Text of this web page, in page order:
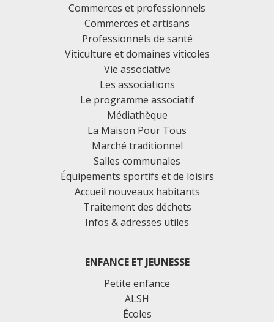
Commerces et professionnels
Commerces et artisans
Professionnels de santé
Viticulture et domaines viticoles
Vie associative
Les associations
Le programme associatif
Médiathèque
La Maison Pour Tous
Marché traditionnel
Salles communales
Équipements sportifs et de loisirs
Accueil nouveaux habitants
Traitement des déchets
Infos & adresses utiles
ENFANCE ET JEUNESSE
Petite enfance
ALSH
Écoles